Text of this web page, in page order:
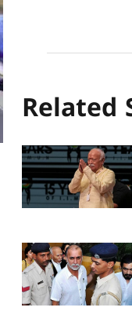
Related